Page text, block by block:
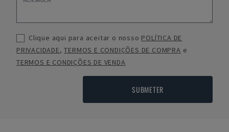
Clique aqui para aceitar o nosso POLÍTICA DE
PRIVACIDADE,TERMOS E CONDIÇÕES DE COMPRA e
TERMOS E CONDIÇÕES DE VENDA
SUBMETER